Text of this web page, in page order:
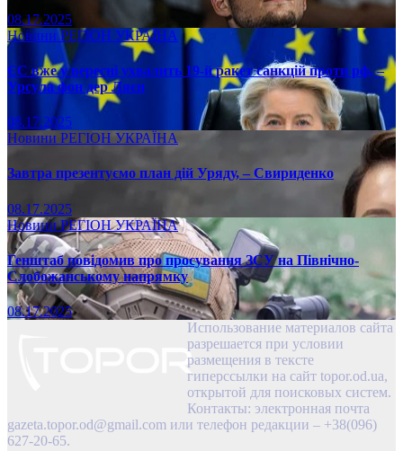
08.17.2025
НовиниРЕГІОН УКРАЇНА
ЄС вже у вересні ухвалить 19-й ракет санкцій проти рф, –
Урсула фон дер Ляєн
08.17.2025
Новини РЕГІОН УКРАЇНА
Завтра презентуємо план дій Уряду, – Свириденко
08.17.2025
НовиниРЕГІОНУКРАЇНА
Генштаб повідомив про просування ЗСУ на Північно-
Слобожанському напрямку
08.17.2025
Использование материалов сайта
разрешается при условии
размещения в тексте
гиперссылки на сайт topor.od.ua,
открытой для поисковых систем.
Контакты: электронная почта
gazeta.topor.od@gmail.com или телефон редакции – +38(096)
627-20-65.